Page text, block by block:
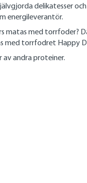
delikatesser
energileverantör.
matas med
med torrfodret Happy
av andra proteiner.